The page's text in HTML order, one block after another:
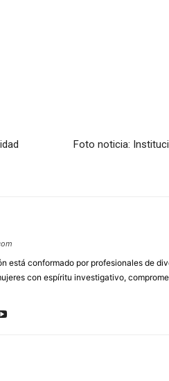
Foto noticia:
está conformado por profesionales de
con espíritu investigativo,